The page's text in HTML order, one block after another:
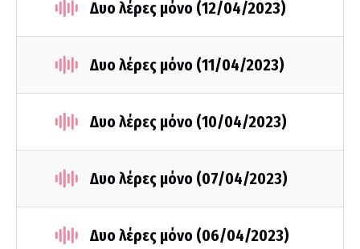
Δυο λέρες μόνο (12/04/2023)
Δυο λέρες μόνο (11/04/2023)
Δυο λέρες μόνο (10/04/2023)
Δυο λέρες μόνο (07/04/2023)
Δυο λέρες μόνο (06/04/2023)